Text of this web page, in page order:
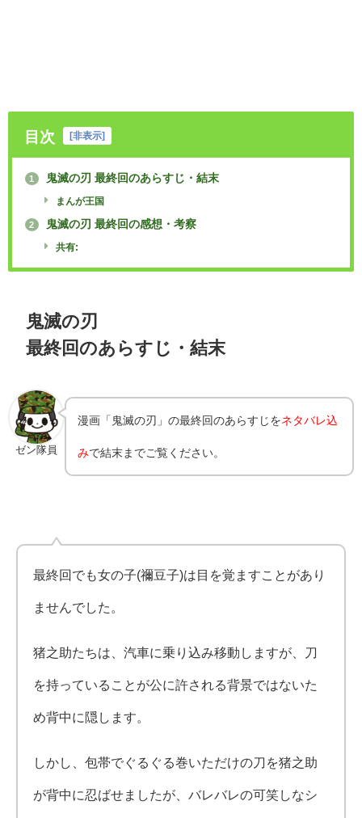
目次 [非表示]
1 鬼滅の刃 最終回のあらすじ・結末
まんが王国
2 鬼滅の刃 最終回の感想・考察
共有:
鬼滅の刃
最終回のあらすじ・結末
ゼン隊員
漫画「鬼滅の刃」の最終回のあらすじをネタバレ込
みで結末までご覧ください。
最終回でも女の子(禰豆子)は目を覚ますことがあり
ませんでした。
猪之助たちは、汽車に乗り込み移動しますが、刀
を持っていることが公に許される背景ではないた
め背中に隠します。
しかし、包帯でぐるぐる巻いただけの刀を猪之助
が背中に忍ばせましたが、バレバレの可笑しなシ